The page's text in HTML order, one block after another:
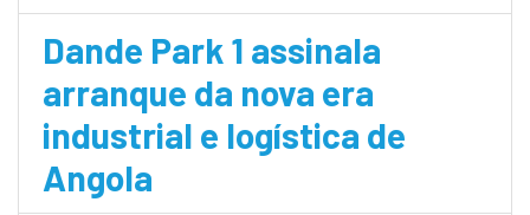
Dande Park 1 assinala
arranque da nova era
industrial e logística de
Angola